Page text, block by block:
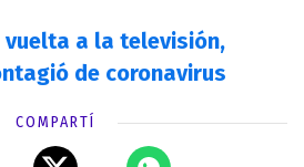
vuelta a la televisión,
de coronavirus
COMPARTÍ